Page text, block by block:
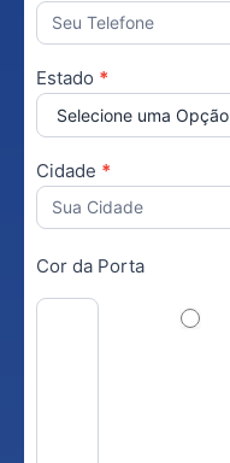
Estado *
Cidade *
Cor da Porta